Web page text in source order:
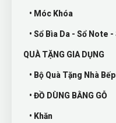
• Móc Khóa
• Sổ Bìa Da - Sổ Note
QUÀ TẶNG GIA DỤNG
• Bộ Quà Tặng Nhà Bếp
• ĐỒ DÙNG BẰNG GỖ
• Khăn